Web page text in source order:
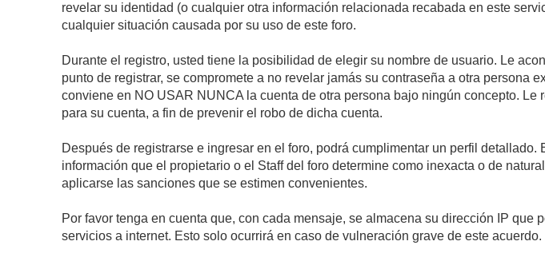
revelar su identidad (o cualquier otra información relacionada recabada en este
cualquier situación causada por su uso de este foro.
Durante el registro, usted tiene la posibilidad de elegir su nombre de usuario. Le
punto de registrar, se compromete a no revelar jamás su contraseña a otra persona
conviene en NO USAR NUNCA la cuenta de otra persona bajo ningún concepto.
para su cuenta, a fin de prevenir el robo de dicha cuenta.
Después de registrarse e ingresar en el foro, podrá cumplimentar un perfil
información que el propietario o el Staff del foro determine como inexacta o de
aplicarse las sanciones que se estimen convenientes.
Por favor tenga en cuenta que, con cada mensaje, se almacena su dirección IP
servicios a internet. Esto solo ocurrirá en caso de vulneración grave de este acuerdo.